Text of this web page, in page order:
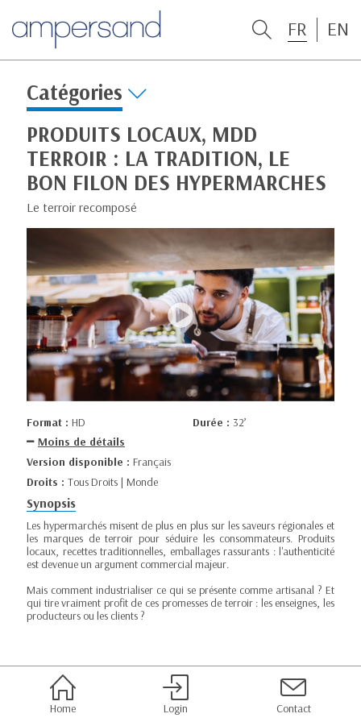
FR EN
Catégories
PRODUITS LOCAUX, MDD
TERROIR : LA TRADITION, LE
BON FILON DES HYPERMARCHES
Le terroir recomposé
Format : HD Durée : 32’
Moins de détails
Version disponible : Français
Droits : Tous Droits | Monde
Synopsis
Les hypermarchés misent de plus en plus sur les saveurs régionales et
les marques de terroir pour séduire les consommateurs. Produits
locaux, recettes traditionnelles, emballages rassurants : l'authenticité
est devenue un argument commercial majeur.
Mais comment industrialiser ce qui se présente comme artisanal ? Et
qui tire vraiment profit de ces promesses de terroir : les enseignes, les
producteurs ou les clients ?
Home Login Contact